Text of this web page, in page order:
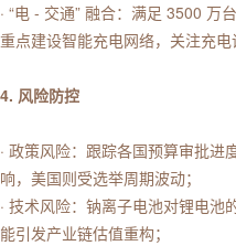
· “电 - 交通” 融合：满足 3500 万
重点建设智能充电网络，关注充电
4. 风险防控
· 政策风险：跟踪各国预算审批
响，美国则受选举周期波动；
· 技术风险：钠离子电池对锂电
能引发产业链估值重构；